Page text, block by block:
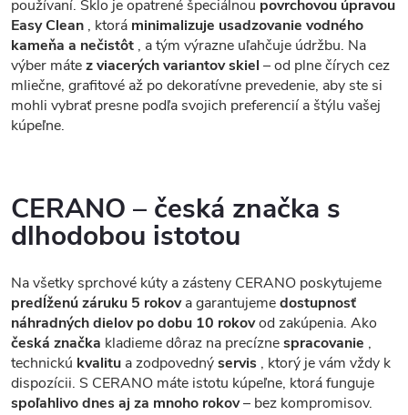
používaní. Sklo je opatrené špeciálnou povrchovou úpravou
Easy Clean , ktorá minimalizuje usadzovanie vodného
kameňa a nečistôt , a tým výrazne uľahčuje údržbu. Na
výber mátez viacerých variantov skiel – od plne čírych cez
mliečne, grafitové až po dekoratívne prevedenie, aby ste si
mohli vybrať presne podľa svojich preferencií a štýlu vašej
kúpeľne.
CERANO – česká značka s
dlhodobou istotou
Na všetky sprchové kúty a zásteny CERANO poskytujeme
predĺženú záruku 5 rokova garantujemedostupnosť
náhradných dielov po dobu 10 rokovod zakúpenia. Ako
česká značka kladieme dôraz na precíznespracovanie ,
technickú kvalitu a zodpovednýservis , ktorý je vám vždy k
dispozícii. S CERANO máte istotu kúpeľne, ktorá funguje
spoľahlivo dnes aj za mnoho rokov– bez kompromisov.